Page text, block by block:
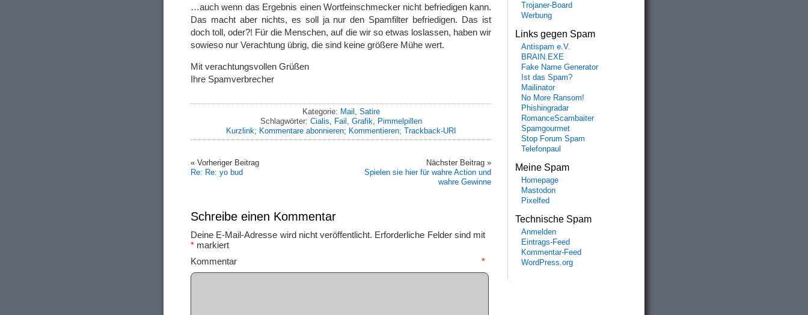
…auch wenn das Ergebnis einen Wortfeinschmecker nicht befriedigen kann.
Das macht aber nichts, es soll ja nur den Spamfilter befriedigen. Das ist
doch toll, oder?! Für die Menschen, auf die wir so etwas loslassen, haben wir
sowieso nur Verachtung übrig, die sind keine größere Mühe wert.
Mit verachtungsvollen Grüßen
Ihre Spamverbrecher
Kategorie: Mail , Satire
Schlagwörter: Cialis, Fail , Grafik, Pimmelpillen
Kurzlink; Kommentare abonnieren; Kommentieren; Trackback-URI
« Vorheriger Beitrag
Re: Re: yo bud
Nächster Beitrag »
Spielen sie hier für wahre Action und
wahre Gewinne
Schreibe einen Kommentar
Deine E-Mail-Adresse wird nicht veröffentlicht. Erforderliche Felder sind mit
* markiert
Kommentar *
Trojaner-Board
Werbung
Links gegen Spam
Antispam e.V.
BRAIN.EXE
Fake Name Generator
Ist das Spam?
Mailinator
No More Ransom!
Phishingradar
RomanceScambaiter
Spamgourmet
Stop Forum Spam
Telefonpaul
Meine Spam
Homepage
Mastodon
Pixelfed
Technische Spam
Anmelden
Eintrags-Feed
Kommentar-Feed
WordPress.org